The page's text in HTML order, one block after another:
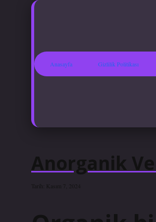
Anasayfa Gizlilik Politikası
Anorganik
Tarih: Kasım 7, 2024